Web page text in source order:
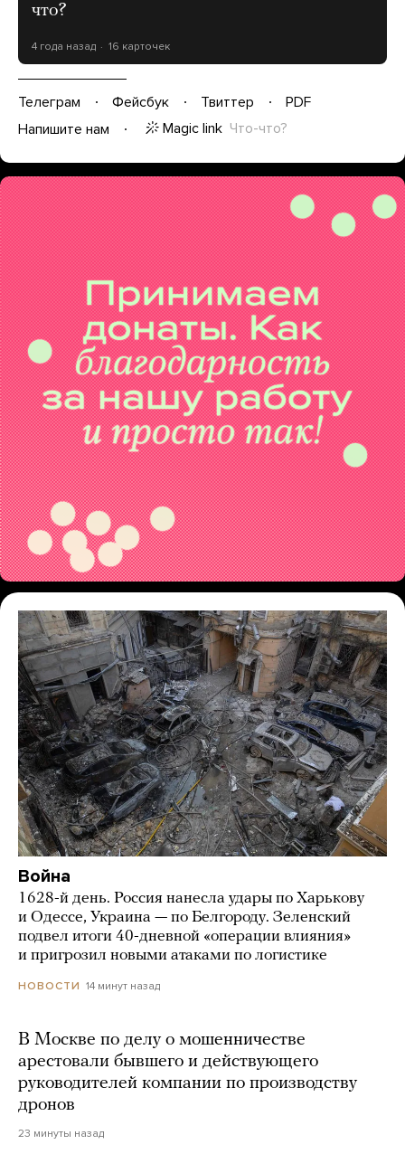
что?
4 года назад 16 карточек
Телеграм Фейсбук Твиттер
PDF
Напишите нам
Magic link Что-что?
Война
1628-й день. Россия нанесла удары по Харькову
и Одессе, Украина — по Белгороду. Зеленский
подвел итоги 40-дневной «операции влияния»
и пригрозил новыми атаками по логистике
НОВОСТИ 14 минут назад
В Москве по делу о мошенничестве
арестовали бывшего и действующего
руководителей компании по производству
дронов
23 минуты назад